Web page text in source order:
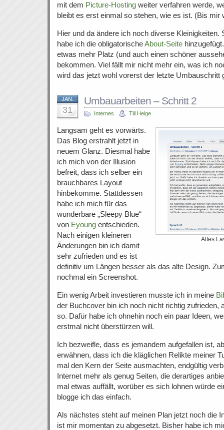
mit dem Picture-Hosting weiter verfahren werde,
bleibt es erst einmal so stehen, wie es ist. (Bis mir
Hier und da ändere ich noch diverse Kleinigkeiten.
habe ich die obligatorischeAbout-Seite
etwas mehr Platz (und auch einen schöner
bekommen. Viel fällt mir nicht mehr ein, was ich
wird das jetzt wohl vorerst der letzte Umbauschritt
JAN.
31
Umbauarbeiten – Schritt 2
Internes Till Helge
Altes
Langsam geht es vorwärts.
Das Blog erstrahlt jetzt in
neuem Glanz. Diesmal habe
ich mich von der Illusion
befreit, dass ich selber ein
brauchbares Layout
hinbekomme. Stattdessen
habe ich mich für das
wunderbare „Sleepy Blue“
von Eyoung entschieden.
Nach einigen kleineren
Änderungen bin ich damit
sehr zufrieden und es ist
definitiv um Längen besser als das alte Design.
nochmal ein Screenshot.
Ein wenig Arbeit investieren musste ich in meine
der Buchcover bin ich noch nicht richtig zufrieden,
so. Dafür habe ich ohnehin noch ein paar Ideen,
erstmal nicht überstürzen will.
Ich bezweifle, dass es jemandem aufgefallen ist,
erwähnen, dass ich die kläglichen Relikte meiner
mal den Kern der Seite ausmachten, endgültig
Internet mehr als genug Seiten, die derartiges
mal etwas auffällt, worüber es sich lohnen würde
blogge ich das einfach.
Als nächstes steht auf meinen Plan jetzt noch die
ist mir momentan zu abgesetzt. Bisher habe ich